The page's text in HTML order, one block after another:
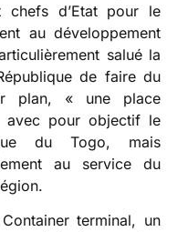
chefs d’Etat pour le
au développement
salué la
de faire du
plan, « une place
avec pour objectif le
du Togo, mais
au service du
terminal, un